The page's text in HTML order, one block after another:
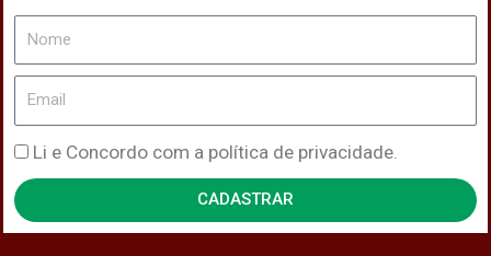
Nome
Email
Política
de
Privacidade
Li e Concordo com a política de privacidade.
CADASTRAR